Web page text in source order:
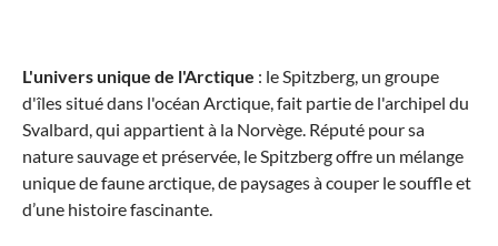
L'univers unique de l'Arctique : le Spitzberg, un groupe
d'îles situé dans l'océan Arctique, fait partie de l'archipel du
Svalbard, qui appartient à la Norvège. Réputé pour sa
nature sauvage et préservée, le Spitzberg offre un mélange
unique de faune arctique, de paysages à couper le souffle et
d’une histoire fascinante.